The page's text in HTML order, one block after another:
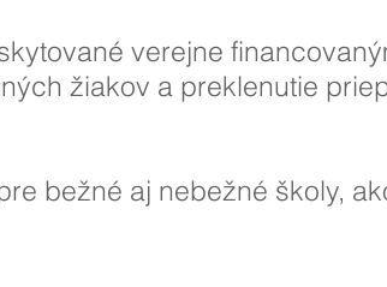
verejne
žiakov a preklenutie
bežné aj nebežné školy,